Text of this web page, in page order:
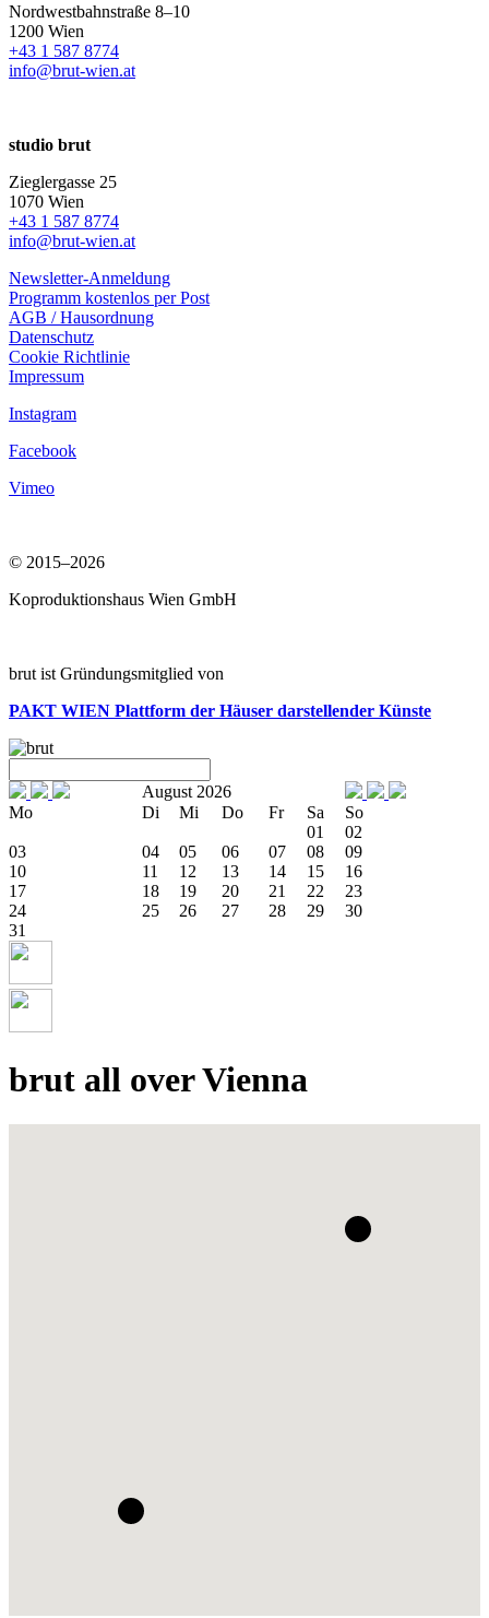
Nordwestbahnstraße 8–10
1200 Wien
+43 1 587 8774
info@brut-wien.at
studio brut
Zieglergasse 25
1070 Wien
+43 1 587 8774
info@brut-wien.at
Newsletter-Anmeldung
Programm kostenlos per Post
AGB / Hausordnung
Datenschutz
Cookie Richtlinie
Impressum
Instagram
Facebook
Vimeo
© 2015–2026
Koproduktionshaus Wien GmbH
brut ist Gründungsmitglied von
PAKT WIEN Plattform der Häuser darstellender Künste
August 2026
Mo
Di Mi Do Fr Sa
So
01
02
03
04 05 06 07 08
09
10
11 12 13 14 15
16
17
18 19 20 21 22
23
24
25 26 27 28 29
30
31
brut all over Vienna